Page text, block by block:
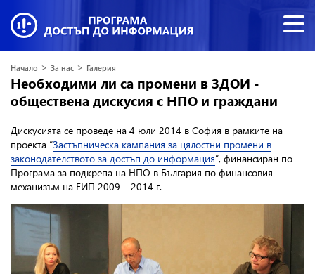
Начало > За нас > Галерия
Необходими ли са промени в ЗДОИ -
обществена дискусия с НПО и граждани
Дискусията се проведе на 4 юли 2014 в София в рамките на
проекта “Застъпническа кампания за цялостни промени в
законодателството за достъп до информация”, финансиран по
Програма за подкрепа на НПО в България по финансовия
механизъм на ЕИП 2009 – 2014 г.